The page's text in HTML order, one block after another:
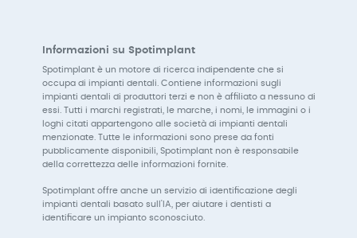
Informazioni su Spotimplant
Spotimplant è un motore di ricerca indipendente che si
occupa di impianti dentali. Contiene informazioni sugli
impianti dentali di produttori terzi e non è affiliato a nessuno di
essi. Tutti i marchi registrati, le marche, i nomi, le immagini o i
loghi citati appartengono alle società di impianti dentali
menzionate. Tutte le informazioni sono prese da fonti
pubblicamente disponibili, Spotimplant non è responsabile
della correttezza delle informazioni fornite.
Spotimplant offre anche un servizio di identificazione degli
impianti dentali basato sull'IA, per aiutare i dentisti a
identificare un impianto sconosciuto.